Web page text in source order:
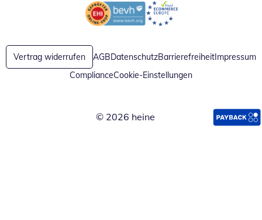
Öffnet in neuem FensterÖffnet in neuem Fenster
Vertrag widerrufen AGBDatenschutzBarrierefreiheitImpressum
ComplianceCookie-Einstellungen
© 2026 heine